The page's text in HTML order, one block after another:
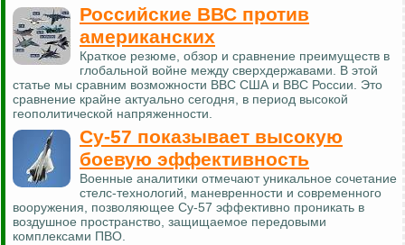
Российские ВВС против
американских
Краткое резюме, обзор и сравнение преимуществ в
глобальной войне между сверхдержавами. В этой
статье мы сравним возможности ВВС США и ВВС России. Это
сравнение крайне актуально сегодня, в период высокой
геополитической напряженности.
Су-57 показывает высокую
боевую эффективность
Военные аналитики отмечают уникальное сочетание
стелс-технологий, маневренности и современного
вооружения, позволяющее Су-57 эффективно проникать в
воздушное пространство, защищаемое передовыми
комплексами ПВО.